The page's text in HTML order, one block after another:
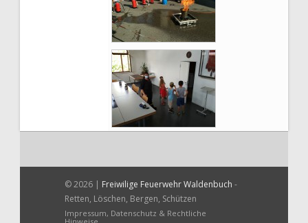
© 2026 | Freiwilige Feuerwehr Waldenbuch -
Retten, Löschen, Bergen, Schützen
Impressum, Datenschutz & Rechtliche